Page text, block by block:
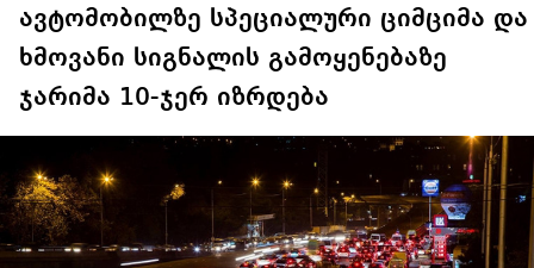
ავტომობილზე სპეციალური ციმციმა და
ხმოვანი სიგნალის გამოყენებაზე
ჯარიმა 10-ჯერ იზრდება